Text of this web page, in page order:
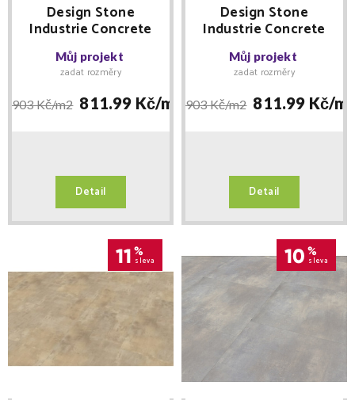
Design Stone
Industrie Concrete
Grey 9978 +
MNOŽSTEVNÍ SLEVY
+ lišta IMAGE zdarma -
Floor Forever lepený
Můj projekt
zadat rozměry
903 Kč/m2 811.99 Kč/m2
Detail
Design Stone
Industrie Concrete
Cream 9977 +
MNOŽSTEVNÍ SLEVY
+ lišta IMAGE zdarma -
Floor Forever lepený
Můj projekt
zadat rozměry
903 Kč/m2 811.99 Kč/
Detail
11 %
sleva 10 %
sleva